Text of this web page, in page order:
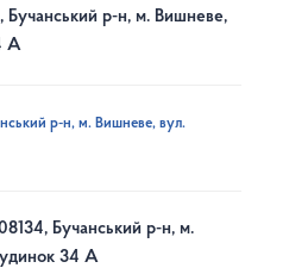
р-н, м. Вишневе,
А
р-н, м. Вишневе, вул.
Бучанський р-н, м.
34 А